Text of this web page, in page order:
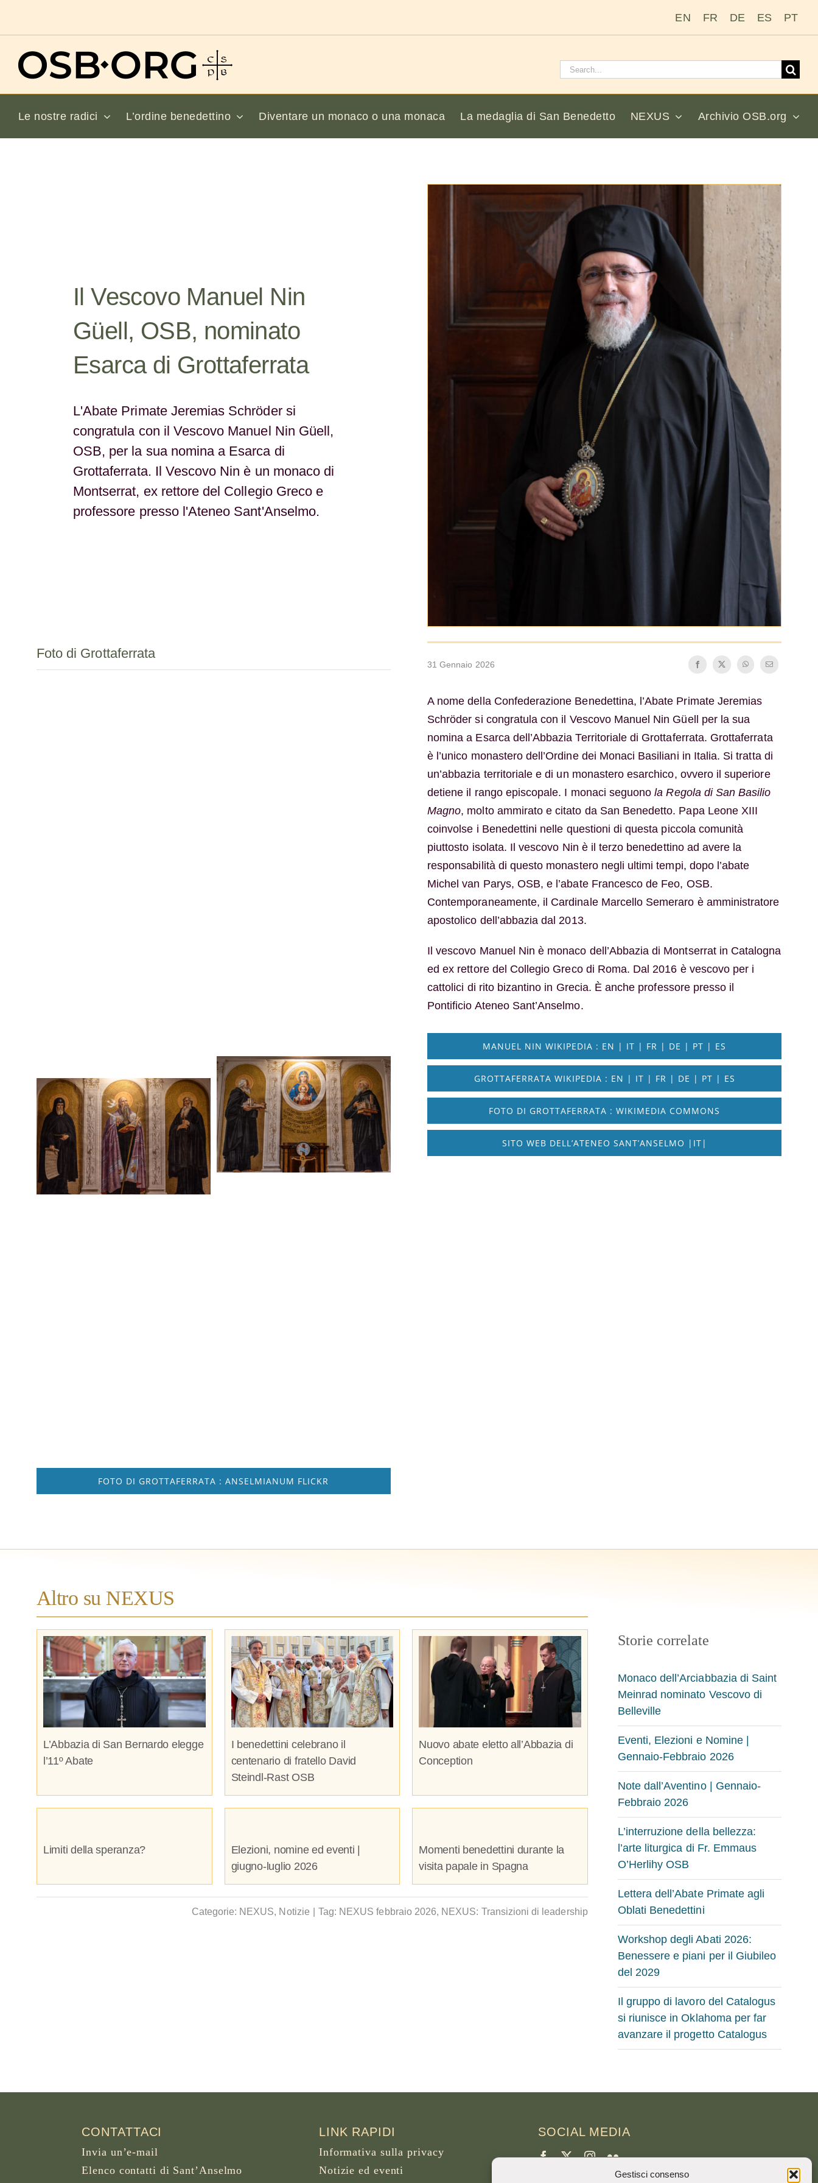
Gestisci consenso
EN FR DE ES PT
Cerca:
Le nostre radici L’ordine benedettino Diventare un monaco o una monaca La medaglia di San Benedetto NEXUS Archivio OSB.org
Il Vescovo Manuel Nin
Güell, OSB, nominato
Esarca di Grottaferrata
L'Abate Primate Jeremias Schröder si
congratula con il Vescovo Manuel Nin Güell,
OSB, per la sua nomina a Esarca di
Grottaferrata. Il Vescovo Nin è un monaco di
Montserrat, ex rettore del Collegio Greco e
professore presso l'Ateneo Sant'Anselmo.
Foto di Grottaferrata
FOTO DI GROTTAFERRATA : ANSELMIANUM FLICKR
31 Gennaio 2026
A nome della Confederazione Benedettina, l’Abate Primate Jeremias
Schröder si congratula con il Vescovo Manuel Nin Güell per la sua
nomina a Esarca dell’Abbazia Territoriale di Grottaferrata. Grottaferrata
è l’unico monastero dell’Ordine dei Monaci Basiliani in Italia. Si tratta di
un’abbazia territoriale e di un monastero esarchico, ovvero il superiore
detiene il rango episcopale. I monaci seguonola Regola di San Basilio
Magno, molto ammirato e citato da San Benedetto. Papa Leone XIII
coinvolse i Benedettini nelle questioni di questa piccola comunità
piuttosto isolata. Il vescovo Nin è il terzo benedettino ad avere la
responsabilità di questo monastero negli ultimi tempi, dopo l’abate
Michel van Parys, OSB, e l’abate Francesco de Feo, OSB.
Contemporaneamente, il Cardinale Marcello Semeraro è amministratore
apostolico dell’abbazia dal 2013.
Il vescovo Manuel Nin è monaco dell’Abbazia di Montserrat in Catalogna
ed ex rettore del Collegio Greco di Roma. Dal 2016 è vescovo per i
cattolici di rito bizantino in Grecia. È anche professore presso il
Pontificio Ateneo Sant’Anselmo.
MANUEL NIN WIKIPEDIA : EN | IT | FR | DE | PT | ES
GROTTAFERRATA WIKIPEDIA : EN | IT | FR | DE | PT | ES
FOTO DI GROTTAFERRATA : WIKIMEDIA COMMONS
SITO WEB DELL’ATENEO SANT’ANSELMO |IT|
Altro su NEXUS
L’Abbazia di San Bernardo elegge
l’11º Abate
I benedettini celebrano il
centenario di fratello David
Steindl-Rast OSB
Nuovo abate eletto all’Abbazia di
Conception
Limiti della speranza?
Elezioni, nomine ed eventi |
giugno-luglio 2026
Momenti benedettini durante la
visita papale in Spagna
Categorie: NEXUS, Notizie Tag: NEXUS febbraio 2026, NEXUS: Transizioni di leadership
Storie correlate
Monaco dell’Arciabbazia di Saint
Meinrad nominato Vescovo di
Belleville
Eventi, Elezioni e Nomine |
Gennaio-Febbraio 2026
Note dall’Aventino | Gennaio-
Febbraio 2026
L’interruzione della bellezza:
l’arte liturgica di Fr. Emmaus
O’Herlihy OSB
Lettera dell’Abate Primate agli
Oblati Benedettini
Workshop degli Abati 2026:
Benessere e piani per il Giubileo
del 2029
Il gruppo di lavoro del Catalogus
si riunisce in Oklahoma per far
avanzare il progetto Catalogus
CONTATTACI
Invia un’e-mail
Elenco contatti di Sant’Anselmo
LINK RAPIDI
Informativa sulla privacy
Notizie ed eventi
SOCIAL MEDIA